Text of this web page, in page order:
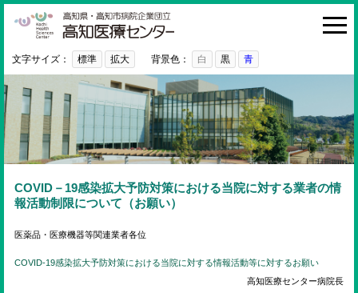
HOME
診療科・部門
入院・お見舞い
病院紹介
医療関係者の方へ
利用ガイド
初めての方へ
文字サイズ： 標準 拡大 背景色： 白 黒 青
COVID－19感染拡大予防対策における当院に対する業者の情
報活動制限について（お願い）
医薬品・医療機器等関連業者各位
COVID-19感染拡大予防対策における当院に対する情報活動等に対するお願い
高知医療センター病院長